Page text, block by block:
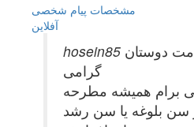
مشخصات پیام شخصی
آفلاين
دوستان
گرامی
برام همیشه مطرحه
سن بلوغه یا سن رشد